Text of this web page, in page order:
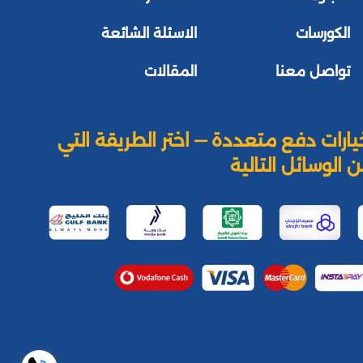
الكورسات الاسئلة الشائعة
تواصل معنا المقالات
دفع متعددة — اختر الطريقة التي
الوسائل التالية